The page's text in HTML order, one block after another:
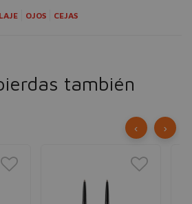
OJOS CEJAS
también
‹ ›